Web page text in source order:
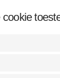
cookie